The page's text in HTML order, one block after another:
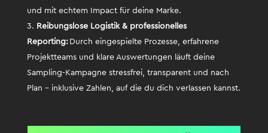
und mit echtem Impact für deine Marke.
Reibungslose Logistik & professionelles
Reporting:Durch eingespielte Prozesse, erfahrene
Projektteams und klare Auswertungen läuft deine
Sampling-Kampagne stressfrei, transparent und nach
Plan – inklusive Zahlen, auf die du dich verlassen kannst.